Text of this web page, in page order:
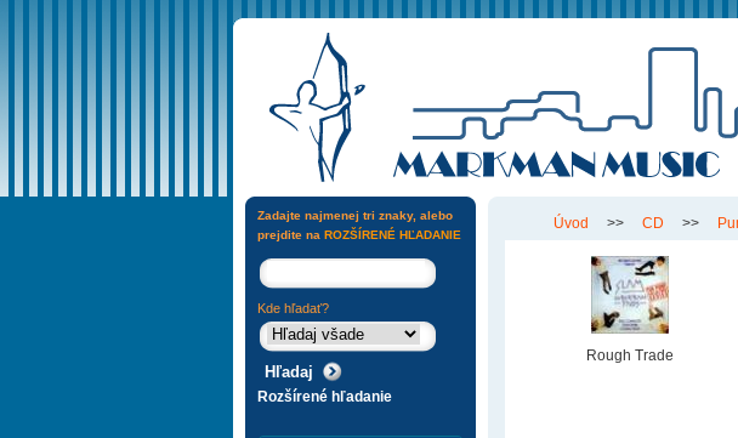
Úvod >> CD >>
Rough Trade
Zadajte najmenej tri znaky, alebo
prejdite na ROZŠÍRENÉ HĽADANIE
Kde hľadať?
Rozšírené hľadanie